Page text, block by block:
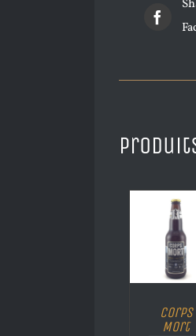
Corps
Mort